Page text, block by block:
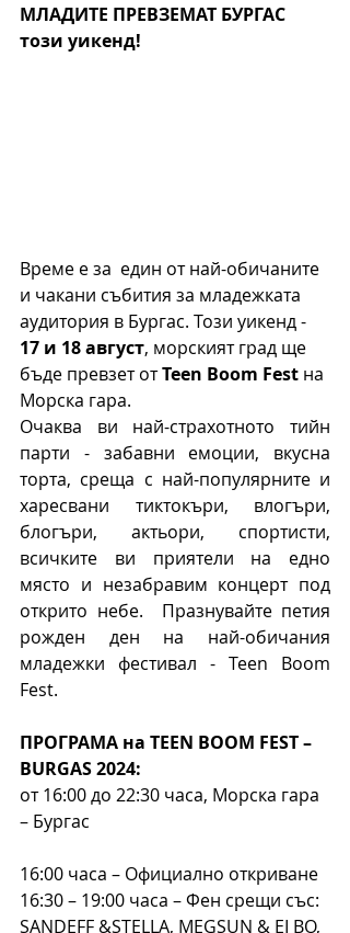
МЛАДИТЕ ПРЕВЗЕМАТ БУРГАС
този уикенд!
Време е за  един от най-обичаните
и чакани събития за младежката
аудитория в Бургас. Този уикенд -
17 и 18 август, морският град ще
бъде превзет от Teen Boom Fest на
Морска гара.
Очаква ви най-страхотното тийн
парти - забавни емоции, вкусна
торта, среща с най-популярните и
харесвани тиктокъри, влогъри,
блогъри, актьори, спортисти,
всичките ви приятели на едно
място и незабравим концерт под
открито небе.  Празнувайте петия
рожден ден на най-обичания
младежки фестивал - Teen Boom
Fest.
ПРОГРАМА на TEEN BOOM FEST –
BURGAS 2024:
от 16:00 до 22:30 часа, Морска гара
– Бургас
16:00 часа – Официално откриване
16:30 – 19:00 часа – Фен срещи със:
SANDEFF &STELLA, MEGSUN & EI BO,